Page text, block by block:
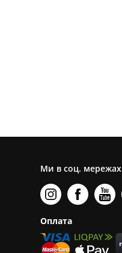
Ми в соц. мережах
Оплата